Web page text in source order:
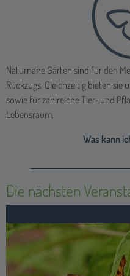
Naturnahe Gärten sind für den
Rückzugs. Gleichzeitig bieten sie
sowie für zahlreiche Tier- und
Lebensraum.
Was kann
Die nächsten